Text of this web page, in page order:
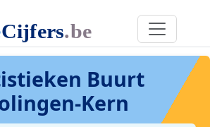
Buurt
Kern